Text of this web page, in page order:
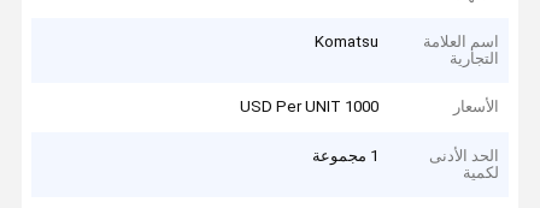
اسم العلامة
التجارية
Komatsu
الأسعار 1000 USD Per UNIT
الحد الأدنى
لكمية
1 مجموعة